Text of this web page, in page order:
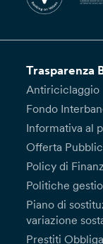
Trasparenza
Antiriciclaggio
Fondo
Informativa al
Offerta
Policy di
Politiche
Piano di
variazione
Prestiti